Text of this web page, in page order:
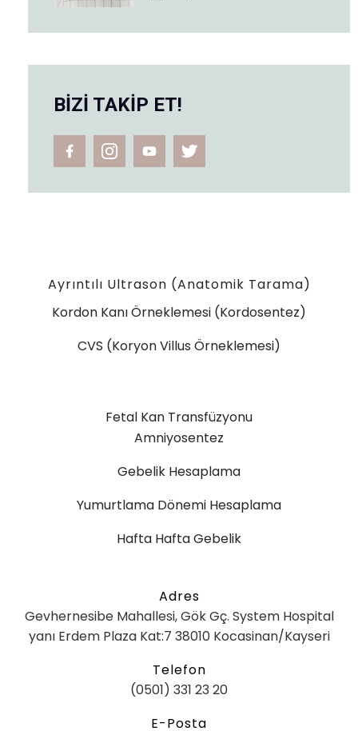
BİZİ TAKİP ET!
Ayrıntılı Ultrason (Anatomik Tarama)
Kordon Kanı Örneklemesi (Kordosentez)
CVS (Koryon Villus Örneklemesi)
Fetal Kan Transfüzyonu
Amniyosentez
Gebelik Hesaplama
Yumurtlama Dönemi Hesaplama
Hafta Hafta Gebelik
Adres
Gevhernesibe Mahallesi, Gök Gç. System Hospital
yanı Erdem Plaza Kat:7 38010 Kocasinan/Kayseri
Telefon
(0501) 331 23 20
E-Posta